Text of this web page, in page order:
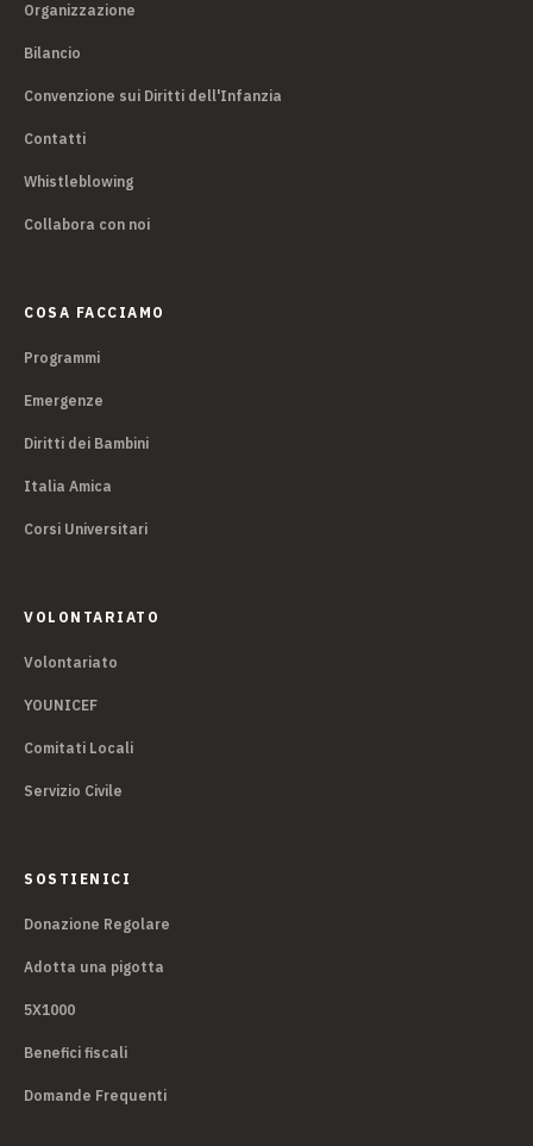
Organizzazione
Bilancio
Convenzione sui Diritti dell'Infanzia
Contatti
Whistleblowing
Collabora con noi
COSA FACCIAMO
Programmi
Emergenze
Diritti dei Bambini
Italia Amica
Corsi Universitari
VOLONTARIATO
Volontariato
YOUNICEF
Comitati Locali
Servizio Civile
SOSTIENICI
Donazione Regolare
Adotta una pigotta
5X1000
Benefici fiscali
Domande Frequenti